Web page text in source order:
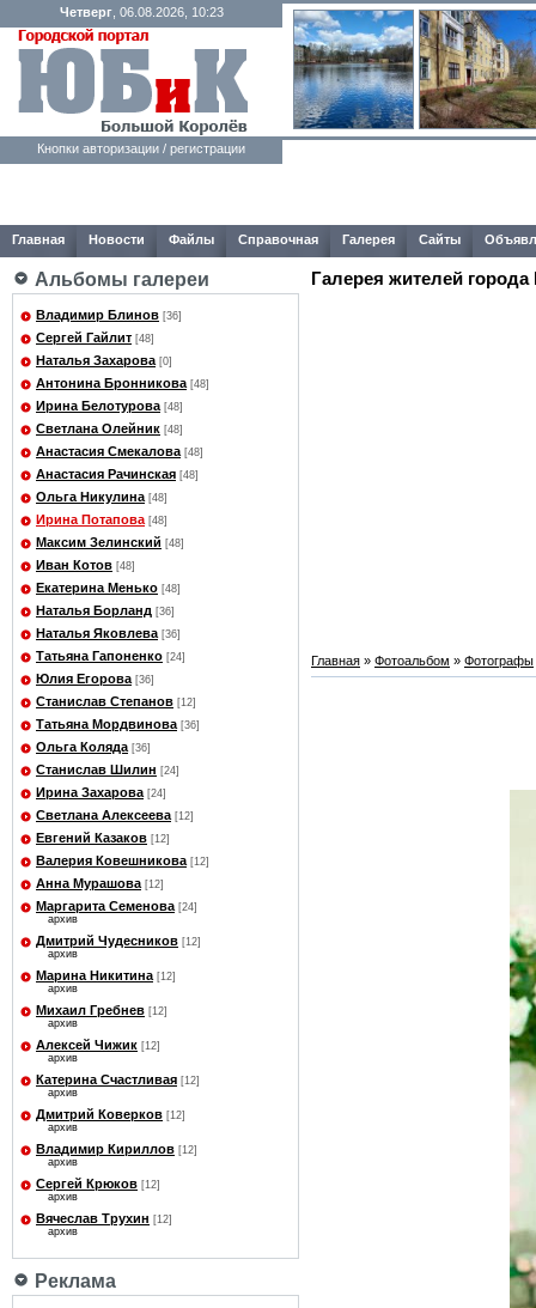
Четверг, 06.08.2026, 10:23
Кнопки авторизации / регистрации
Главная Новости Файлы Справочная Галерея Сайты
Альбомы галереи
Владимир Блинов [36]
Сергей Гайлит [48]
Наталья Захарова [0]
Антонина Бронникова [48]
Ирина Белотурова [48]
Светлана Олейник [48]
Анастасия Смекалова [48]
Анастасия Рачинская [48]
Ольга Никулина [48]
Ирина Потапова [48]
Максим Зелинский [48]
Иван Котов [48]
Екатерина Менько [48]
Наталья Борланд [36]
Наталья Яковлева [36]
Татьяна Гапоненко [24]
Юлия Егорова [36]
Станислав Степанов [12]
Татьяна Мордвинова [36]
Ольга Коляда [36]
Станислав Шилин [24]
Ирина Захарова [24]
Светлана Алексеева [12]
Евгений Казаков [12]
Валерия Ковешникова [12]
Анна Мурашова [12]
Маргарита Семенова [24]
архив
Дмитрий Чудесников [12]
архив
Марина Никитина [12]
архив
Михаил Гребнев [12]
архив
Алексей Чижик [12]
архив
Катерина Счастливая [12]
архив
Дмитрий Коверков [12]
архив
Владимир Кириллов [12]
архив
Сергей Крюков [12]
архив
Вячеслав Трухин [12]
архив
Реклама
Галерея жителей города
Главная » Фотоальбом » Фотографы